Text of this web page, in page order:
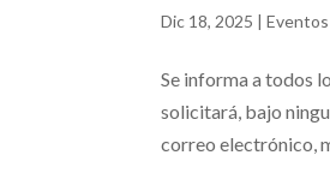
Dic 18, 2025 |Eventos
Se informa a todos
solicitará, bajo
correo electrónico,